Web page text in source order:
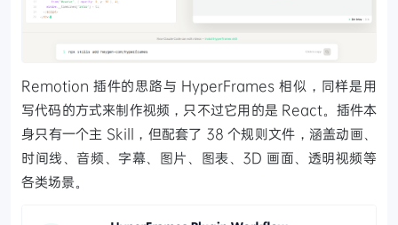
Remotion 插件的思路与 HyperFrames 相似，同样是用
写代码的方式来制作视频，只不过它用的是 React。插件本
身只有一个主 Skill，但配套了 38 个规则文件，涵盖动画、
时间线、音频、字幕、图片、图表、3D 画面、透明视频等
各类场景。